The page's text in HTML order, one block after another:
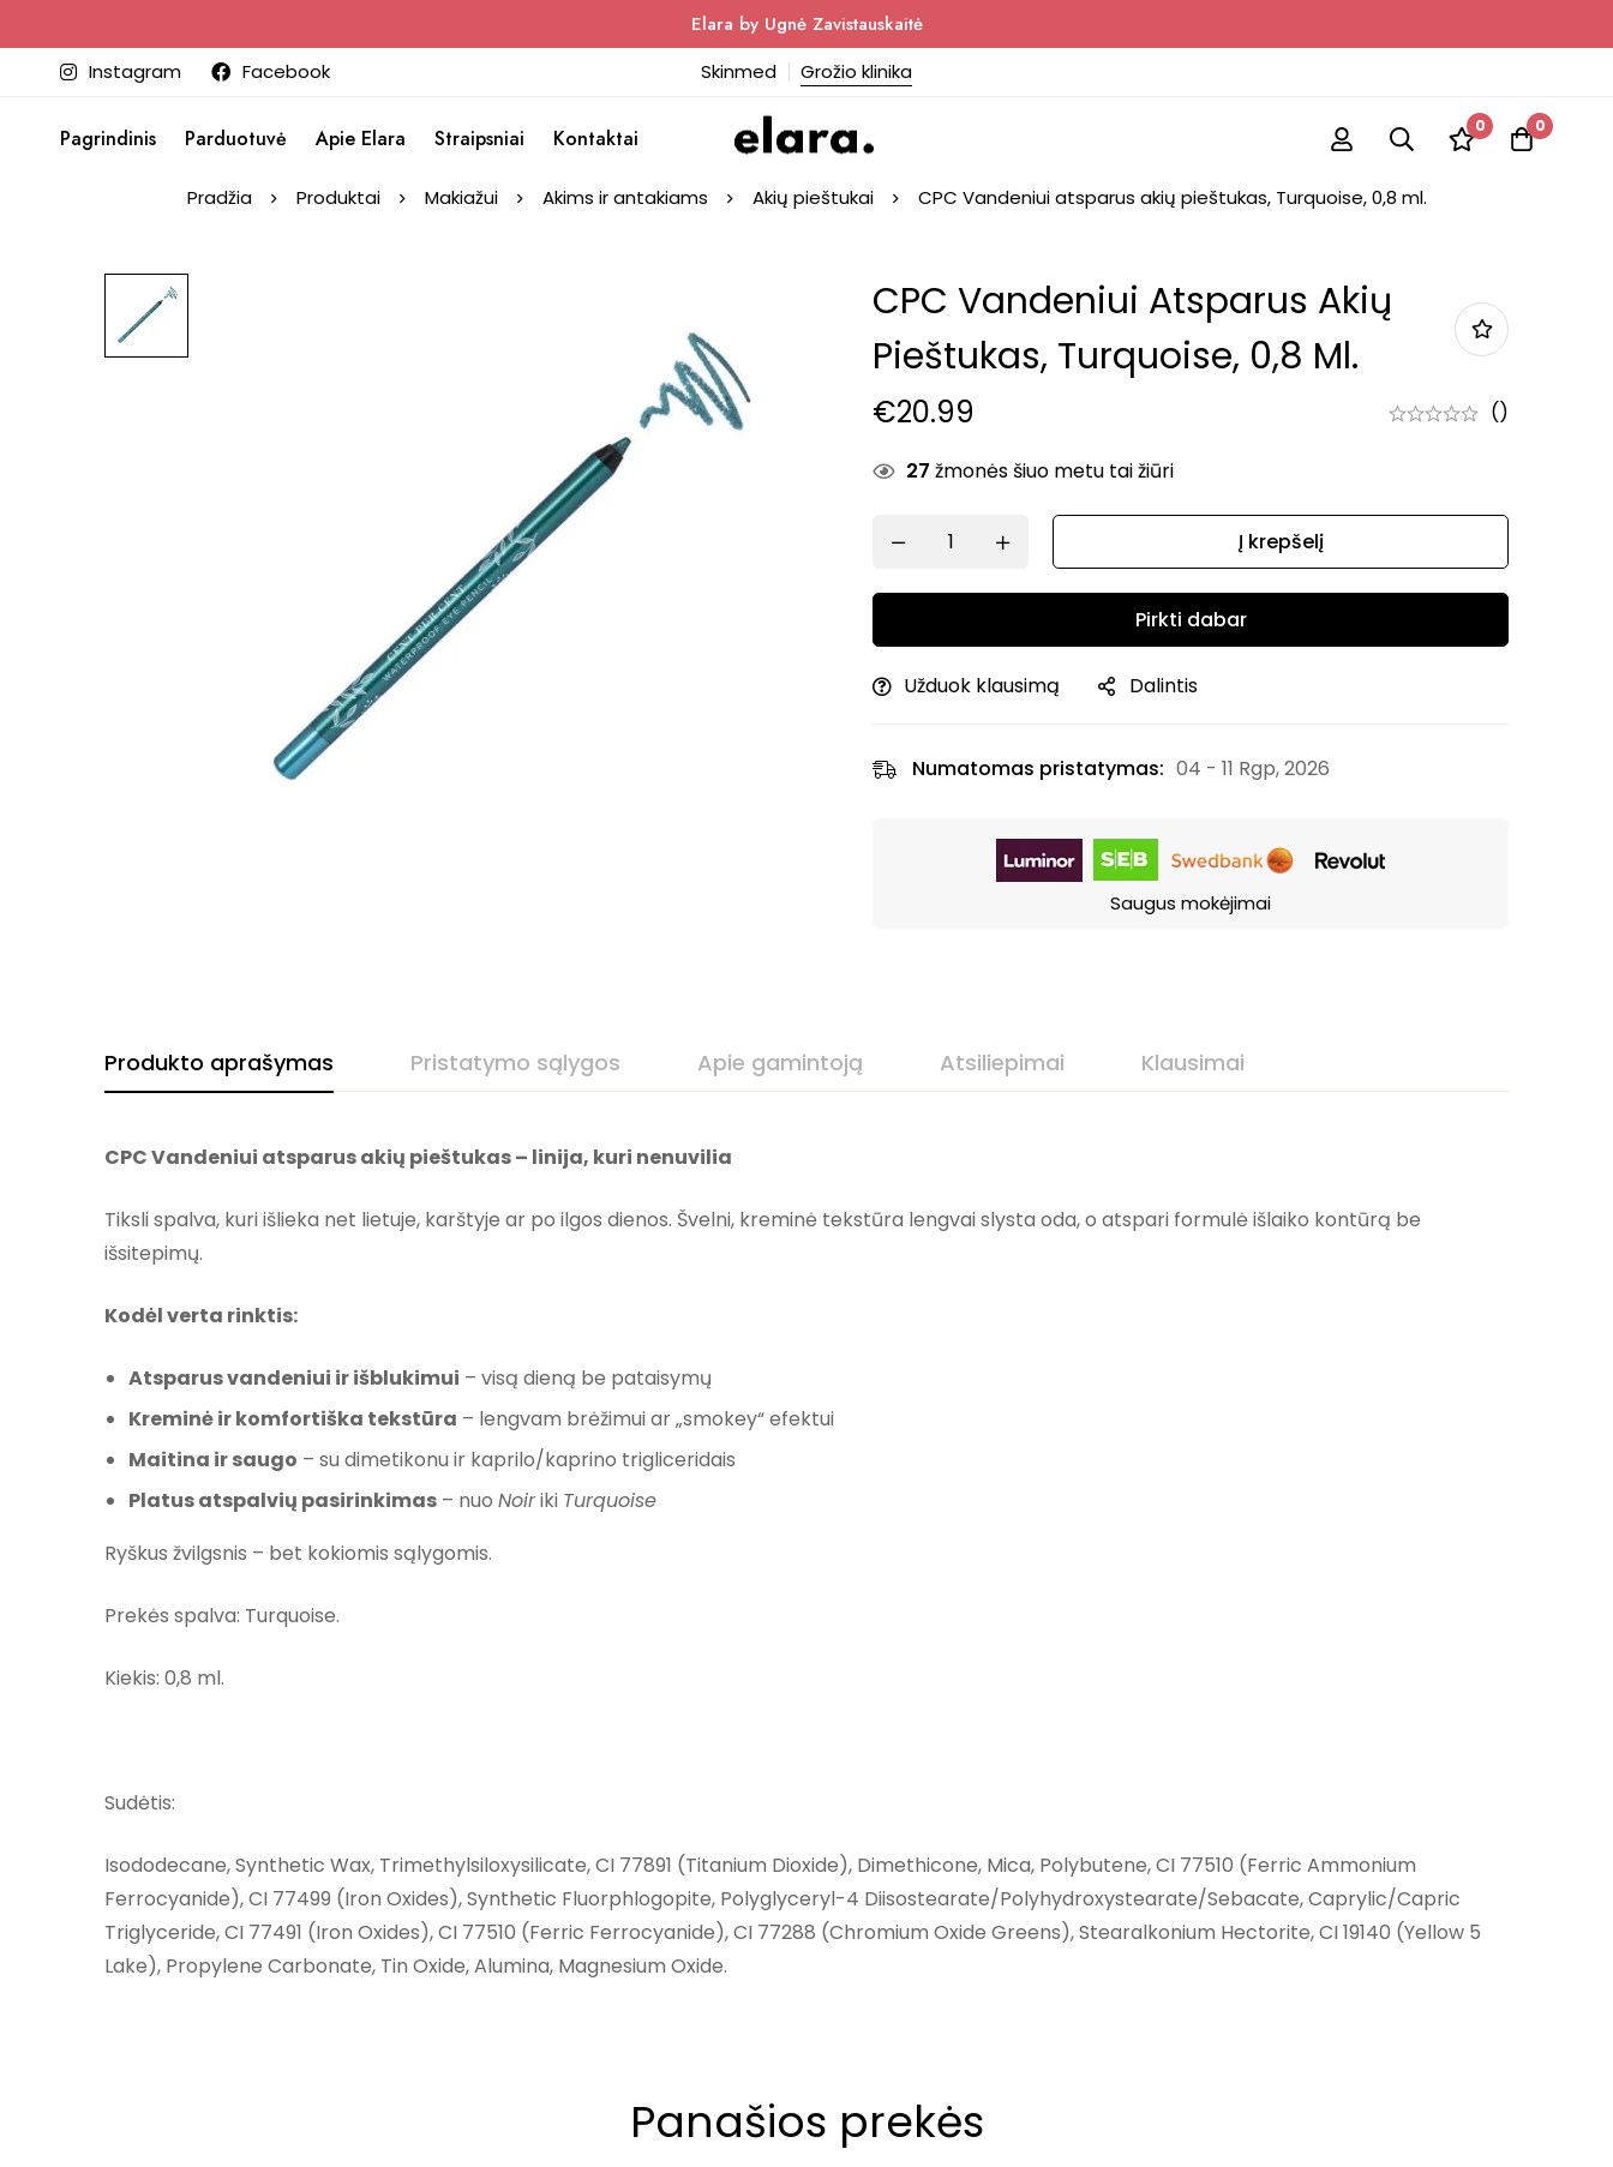
Elara by Ugnė Zavistauskaitė
Instagram Facebook Skinmed Grožio klinika
Pagrindinis Parduotuvė Apie Elara Straipsniai Kontaktai 0 0
Pradžia Produktai Makiažui Akims ir antakiams Akių pieštukai CPC Vandeniui atsparus akių pieštukas, Turquoise, 0,8 ml.
CPC Vandeniui Atsparus Akių
Pieštukas, Turquoise, 0,8 Ml.
€20.99 ()
27 žmonės šiuo metu tai žiūri
Į krepšelį
Pirkti dabar
Užduok klausimą Dalintis
Numatomas pristatymas: 04 - 11 Rgp, 2026
Saugus mokėjimai
Produkto aprašymas Pristatymo sąlygos Apie gamintoją Atsiliepimai Klausimai
CPC Vandeniui atsparus akių pieštukas – linija, kuri nenuvilia
Tiksli spalva, kuri išlieka net lietuje, karštyje ar po ilgos dienos. Švelni, kreminė tekstūra lengvai slysta oda, o atspari formulė išlaiko kontūrą be
išsitepimų.
Kodėl verta rinktis:
Atsparus vandeniui ir išblukimui – visą dieną be pataisymų
Kreminė ir komfortiška tekstūra – lengvam brėžimui ar „smokey“ efektui
Maitina ir saugo – su dimetikonu ir kaprilo/kaprino trigliceridais
Platus atspalvių pasirinkimas – nuo Noiriki Turquoise
Ryškus žvilgsnis – bet kokiomis sąlygomis.
Prekės spalva: Turquoise.
Kiekis: 0,8 ml.
Sudėtis:
Isododecane, Synthetic Wax, Trimethylsiloxysilicate, CI 77891 (Titanium Dioxide), Dimethicone, Mica, Polybutene, CI 77510 (Ferric Ammonium
Ferrocyanide), CI 77499 (Iron Oxides), Synthetic Fluorphlogopite, Polyglyceryl-4 Diisostearate/Polyhydroxystearate/Sebacate, Caprylic/Capric
Triglyceride, CI 77491 (Iron Oxides), CI 77510 (Ferric Ferrocyanide), CI 77288 (Chromium Oxide Greens), Stearalkonium Hectorite, CI 19140 (Yellow 5
Lake), Propylene Carbonate, Tin Oxide, Alumina, Magnesium Oxide.
Panašios prekės